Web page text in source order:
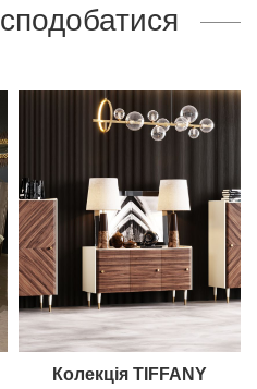
Колекція TIFFANY